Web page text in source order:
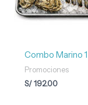
Combo Marino 1
Promociones
S/192.00